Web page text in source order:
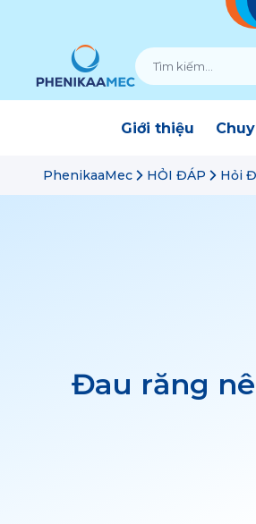
Giới thiệu
PhenikaaMec HỎI ĐÁP Hỏi
Đau răng